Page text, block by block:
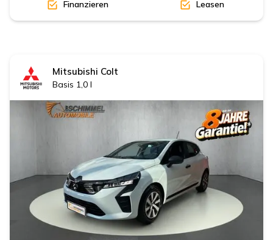
Finanzieren Leasen
Mitsubishi Colt
Basis 1,0 l